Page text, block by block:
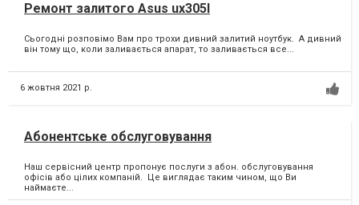
Ремонт залитого Asus ux305I
Сьогодні розповімо Вам про трохи дивний залитий ноутбук. ⁣ А дивний
він тому що, коли заливається апарат, то заливається все...
6 жовтня 2021 р.
Абонентське обслуговування
Наш сервісний центр пропонує послуги з абон. обслуговування
офісів або цілих компаній. ⁣ Це виглядає таким чином, що Ви
наймаєте...